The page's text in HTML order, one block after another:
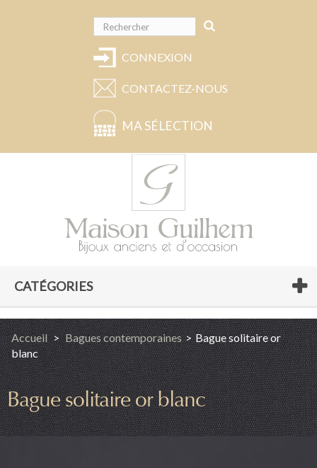
CONNEXION
CONTACTEZ-NOUS
MA SÉLECTION
CATÉGORIES
Accueil > Bagues contemporaines > Bague solitaire or
blanc
Bague solitaire or blanc